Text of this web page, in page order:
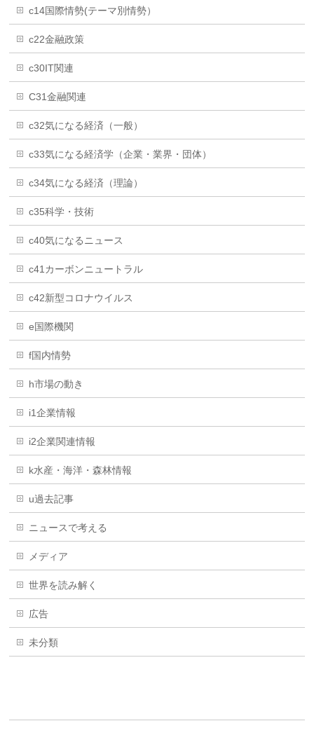
c14国際情勢(テーマ別情勢）
c22金融政策
c30IT関連
C31金融関連
c32気になる経済（一般）
c33気になる経済学（企業・業界・団体）
c34気になる経済（理論）
c35科学・技術
c40気になるニュース
c41カーボンニュートラル
c42新型コロナウイルス
e国際機関
f国内情勢
h市場の動き
i1企業情報
i2企業関連情報
k水産・海洋・森林情報
u過去記事
ニュースで考える
メディア
世界を読み解く
広告
未分類